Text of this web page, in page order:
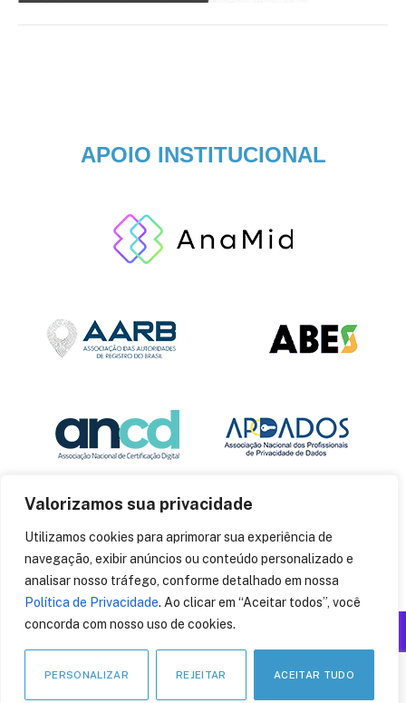
Valorizamos sua privacidade
Utilizamos cookies para aprimorar sua experiência de
navegação, exibir anúncios ou conteúdo personalizado e
analisar nosso tráfego, conforme detalhado em nossa
Política de Privacidade. Ao clicar em “Aceitar todos”, você
concorda com nosso uso de cookies.
PERSONALIZAR REJEITAR ACEITAR TUDO
APOIO INSTITUCIONAL
© 2014CryptoID. Todos os direitos reservados.
LinkedIn
Facebook
Instagram
X